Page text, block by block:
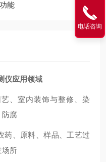
能
仪应用领域
、室内装饰与整修、染
防腐
药、原料、样品、工艺过
场所
电话咨询